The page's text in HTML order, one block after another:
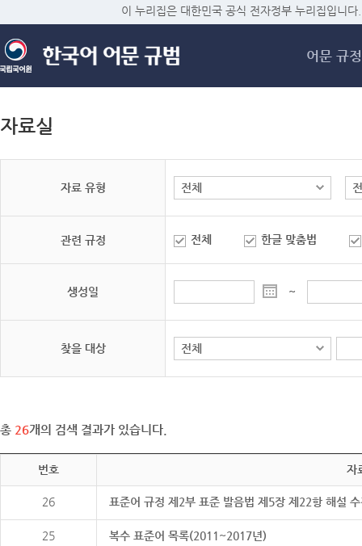
메
이 누리집은 대한민국 공식 전자정부 누리집입니다.
어문 규정
자료실
자료 유형
관련 규정 전체 한글 맞춤법
생성일 ~
찾을 대상
총 26개의 검색 결과가 있습니다.
번호 자
26 표준어 규정 제2부 표준 발음법 제5장 제22항 해설
25 복수 표준어 목록(2011~2017년)